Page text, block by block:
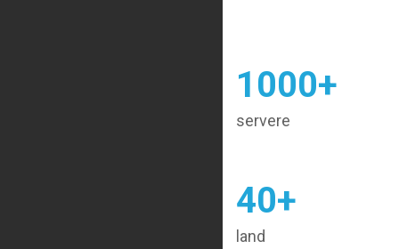
1000+
servere
40+
land